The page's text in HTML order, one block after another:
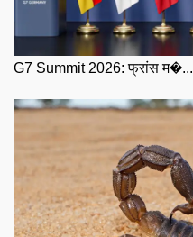
G7 Summit 2026: फ्रांस म�...